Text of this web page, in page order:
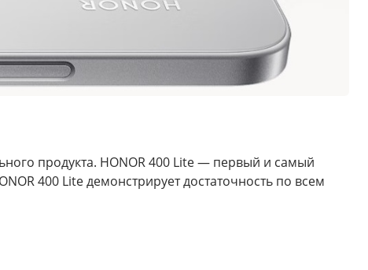
продукта. HONOR 400 Lite — первый и самый
400 Lite демонстрирует достаточность по всем